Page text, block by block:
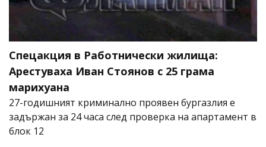
Спецакция в Работнически жилища:
Арестуваха Иван Стоянов с 25 грама
марихуана
27-годишният криминално проявен бургазлия е
задържан за 24 часа след проверка на апартамент в
блок 12